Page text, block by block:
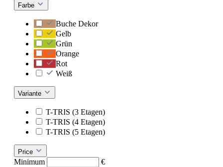
Farbe
Buche Dekor
Gelb
Grün
Orange
Rot
Weiß
Variante
T-TRIS (3 Etagen)
T-TRIS (4 Etagen)
T-TRIS (5 Etagen)
Price
Minimum
€